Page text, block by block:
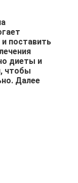
поставить
диеты и
чтобы
Далее